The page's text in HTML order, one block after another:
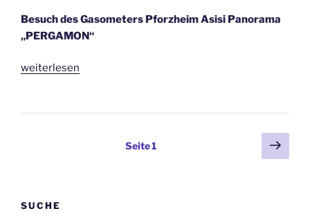
Besuch des Gasometers Pforzheim Asisi Panorama
„PERGAMON“
„Oktober
weiterlesen
Seitennummerierung
Seite1
SUCHE